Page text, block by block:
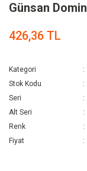
Günsan
426,36 TL
Kategori
Stok Kodu
Seri
Alt Seri
Renk
Fiyat